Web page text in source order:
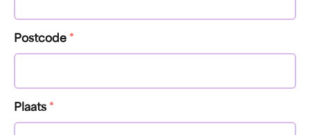
Postcode *
Plaats *